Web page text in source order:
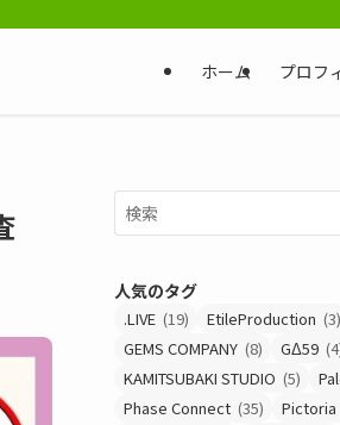
ホーム プロフ
人気のタグ
.LIVE (19) EtileProduction (3)
GEMS COMPANY (8) GΔ59
KAMITSUBAKI STUDIO (5)
Phase Connect (35) Pictoria